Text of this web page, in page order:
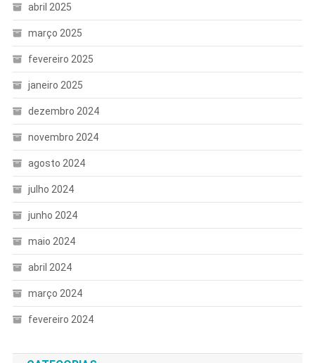
abril 2025
março 2025
fevereiro 2025
janeiro 2025
dezembro 2024
novembro 2024
agosto 2024
julho 2024
junho 2024
maio 2024
abril 2024
março 2024
fevereiro 2024